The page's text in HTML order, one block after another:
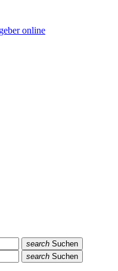
search Suchen
search Suchen